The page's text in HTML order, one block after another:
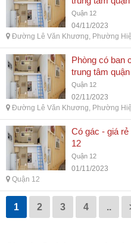
lê văn khương,
chí minh
Quận 12
04/11/2023
Đường Lê Văn Khương, Phường
Phòng có ban
trung tâm
lê văn khương,
chí minh
Quận 12
02/11/2023
Đường Lê Văn Khương, Phường
Có gác - giá
12
Quận 12
01/11/2023
Quận 12
1 2 3 4 ..